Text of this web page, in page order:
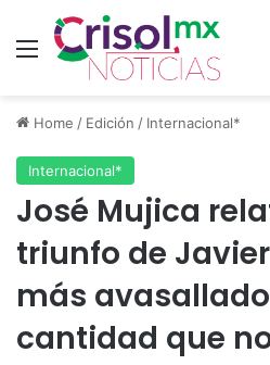
Menu
Home / Edición / Internacional*
Internacional*
José Mujica
triunfo de Javier
más
cantidad que